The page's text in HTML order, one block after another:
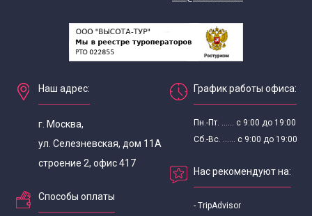
Наш адрес:
г. Москва,
ул. Селезневская, дом 11А
строение 2, офис 417
Способы оплаты
График работы офиса:
Пн.-Пт. ...... с 9:00 до 19:00
Сб.-Вс. ...... с 9:00 до 19:00
Нас рекомендуют на:
- TripAdvisor